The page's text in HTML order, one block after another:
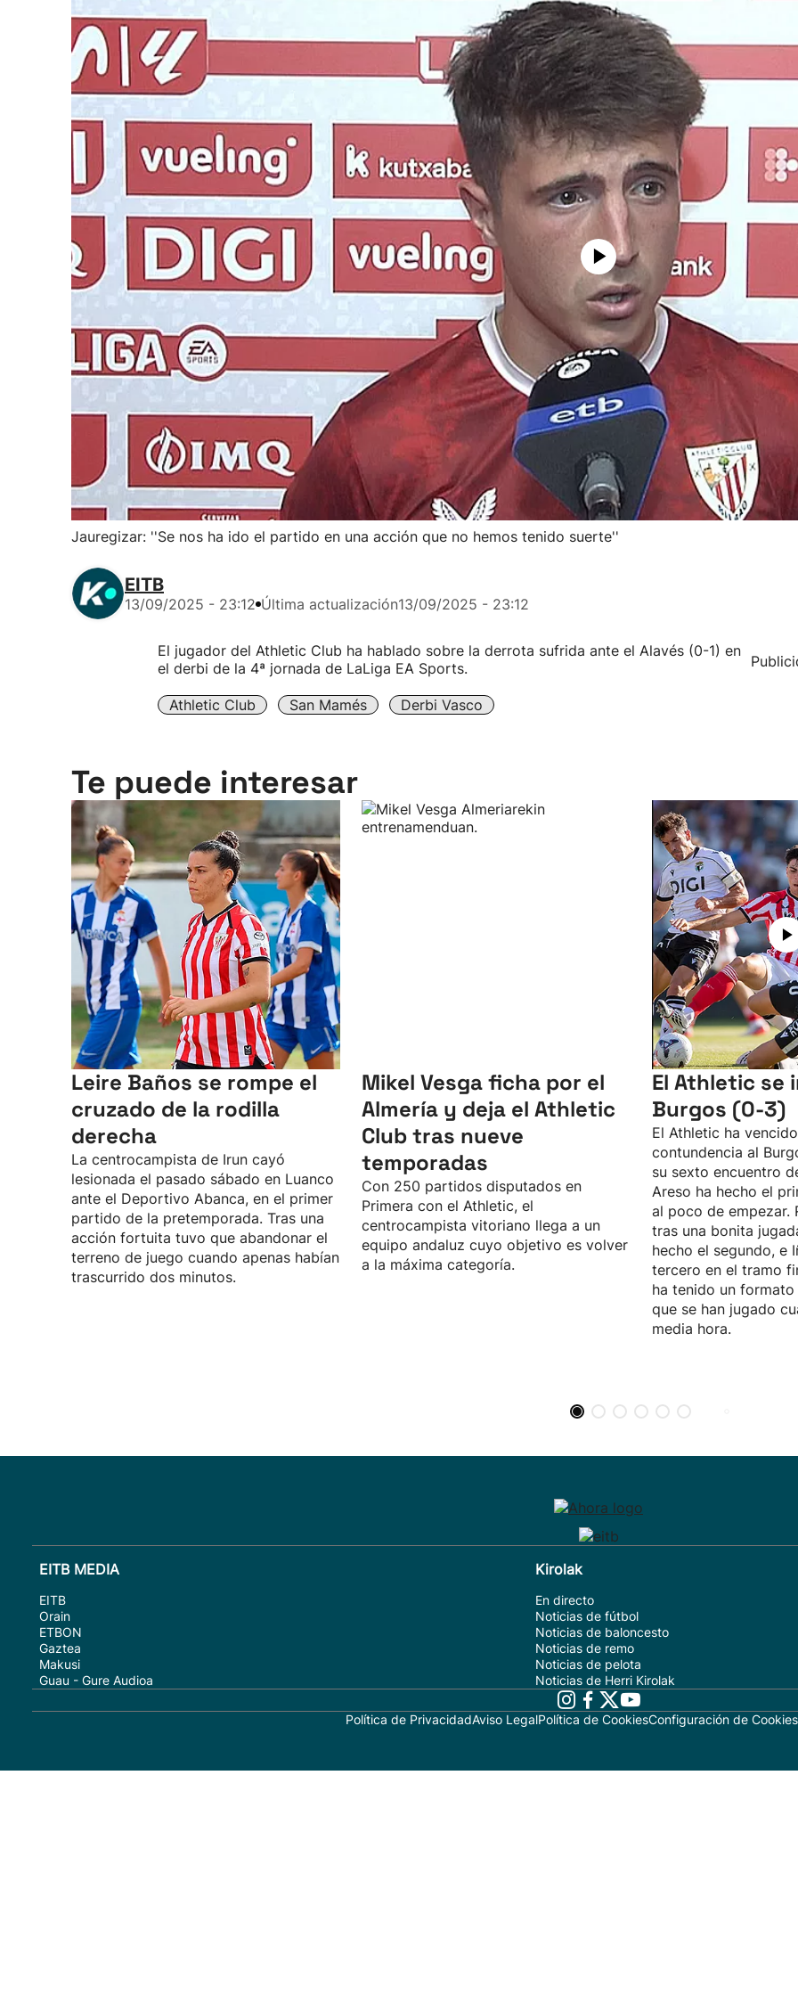
Jauregizar: ''Se nos ha ido el partido en una acción que no hemos tenido suerte''
EITB
13/09/2025 - 23:12 Última actualización13/09/2025 - 23:12
El jugador del Athletic Club ha hablado sobre la derrota sufrida ante el Alavés (0-1) en
el derbi de la 4ª jornada de LaLiga EA Sports.
Athletic Club San Mamés Derbi Vasco
Te puede interesar
Leire Baños se rompe el
cruzado de la rodilla
derecha
La centrocampista de Irun cayó
lesionada el pasado sábado en Luanco
ante el Deportivo Abanca, en el primer
partido de la pretemporada. Tras una
acción fortuita tuvo que abandonar el
terreno de juego cuando apenas habían
trascurrido dos minutos.
Mikel Vesga ficha por el
Almería y deja el Athletic
Club tras nueve
temporadas
Con 250 partidos disputados en
Primera con el Athletic, el
centrocampista vitoriano llega a un
equipo andaluz cuyo objetivo es volver
a la máxima categoría.
El Athletic se
Burgos (0-3)
El Athletic ha
contundencia al
su sexto encuentro
Areso ha hecho el
al poco de empezar.
tras una bonita
hecho el segundo, e
tercero en el tramo
ha tenido un
que se han jugado
media hora.
EITB MEDIA
EITB
Orain
ETBON
Gaztea
Makusi
Guau - Gure Audioa
Kirolak
En directo
Noticias de fútbol
Noticias de baloncesto
Noticias de remo
Noticias de pelota
Noticias de Herri Kirolak
Política de PrivacidadAviso LegalPolítica de CookiesConfiguración de Cookies